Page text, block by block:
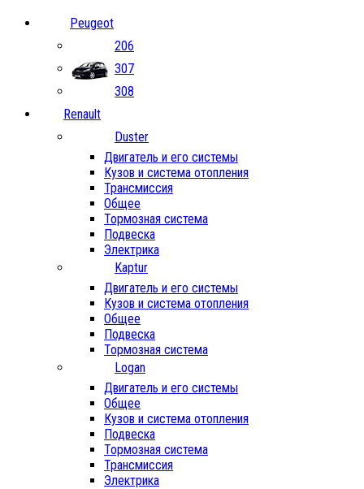
Peugeot
206
307
308
Renault
Duster
Двигатель и его системы
Кузов и система отопления
Трансмиссия
Общее
Тормозная система
Подвеска
Электрика
Kaptur
Двигатель и его системы
Кузов и система отопления
Общее
Подвеска
Тормозная система
Logan
Двигатель и его системы
Общее
Кузов и система отопления
Подвеска
Тормозная система
Трансмиссия
Электрика